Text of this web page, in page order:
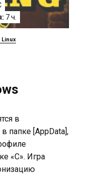
7 ч.
Linux
в
папке [AppData],
«C». Игра